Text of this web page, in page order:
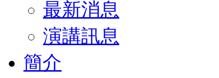
最新消息
演講訊息
簡介